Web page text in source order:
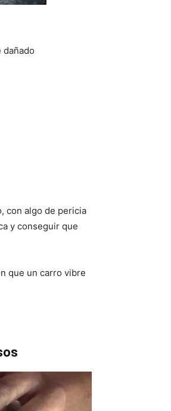
con algo de pericia
y conseguir que
que un carro vibre